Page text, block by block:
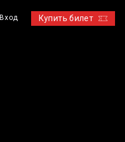
Купить билет
Вход